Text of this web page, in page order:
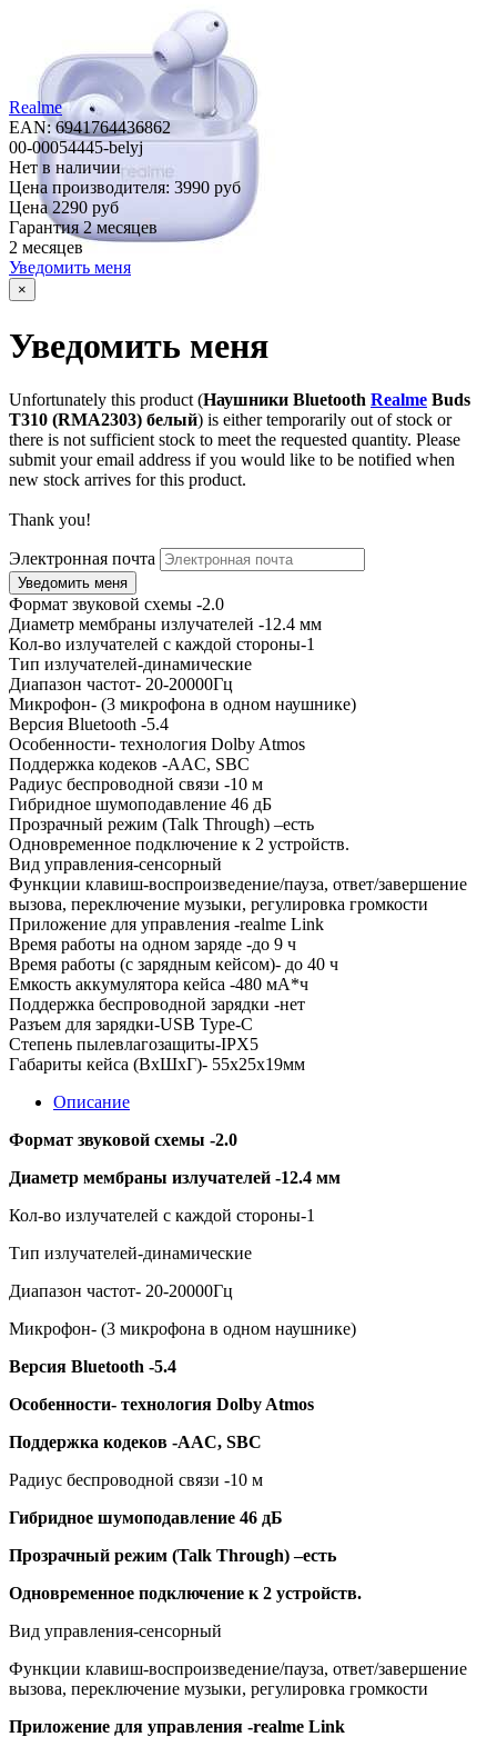
Realme
EAN: 6941764436862
00-00054445-belyj
Нет в наличии
Цена производителя: 3990 руб
Цена 2290 руб
Гарантия 2 месяцев
2 месяцев
Уведомить меня
×
Уведомить меня
Unfortunately this product (Наушники Bluetooth Realme Buds
T310 (RMA2303) белый) is either temporarily out of stock or
there is not sufficient stock to meet the requested quantity. Please
submit your email address if you would like to be notified when
new stock arrives for this product.
Thank you!
Электронная почта
Формат звуковой схемы -2.0
Диаметр мембраны излучателей -12.4 мм
Кол-во излучателей с каждой стороны-1
Тип излучателей-динамические
Диапазон частот- 20-20000Гц
Микрофон- (3 микрофона в одном наушнике)
Версия Bluetooth -5.4
Особенности- технология Dolby Atmos
Поддержка кодеков -AAC, SBC
Радиус беспроводной связи -10 м
Гибридное шумоподавление 46 дБ
Прозрачный режим (Talk Through) –есть
Одновременное подключение к 2 устройств.
Вид управления-сенсорный
Функции клавиш-воспроизведение/пауза, ответ/завершение
вызова, переключение музыки, регулировка громкости
Приложение для управления -realme Link
Время работы на одном заряде -до 9 ч
Время работы (с зарядным кейсом)- до 40 ч
Емкость аккумулятора кейса -480 мА*ч
Поддержка беспроводной зарядки -нет
Разъем для зарядки-USB Type-C
Степень пылевлагозащиты-IPX5
Габариты кейса (ВxШxГ)- 55x25x19мм
Описание
Формат звуковой схемы -2.0
Диаметр мембраны излучателей -12.4 мм
Кол-во излучателей с каждой стороны-1
Тип излучателей-динамические
Диапазон частот- 20-20000Гц
Микрофон- (3 микрофона в одном наушнике)
Версия Bluetooth -5.4
Особенности- технология Dolby Atmos
Поддержка кодеков -AAC, SBC
Радиус беспроводной связи -10 м
Гибридное шумоподавление 46 дБ
Прозрачный режим (Talk Through) –есть
Одновременное подключение к 2 устройств.
Вид управления-сенсорный
Функции клавиш-воспроизведение/пауза, ответ/завершение
вызова, переключение музыки, регулировка громкости
Приложение для управления -realme Link